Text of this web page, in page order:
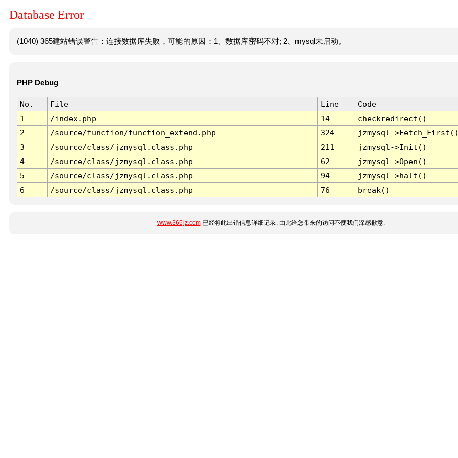
Database Error
(1040) 365建站错误警告：连接数据库失败，可能的原因：1、数据库密码不对; 2、mysql未启动。
PHP Debug
No. File Line
Code
1
/index.php 14
checkredirect()
2
/source/function/function_extend.php 324
jzmysql-
3
/source/class/jzmysql.class.php 211
jzmysql->Init()
4
/source/class/jzmysql.class.php 62
jzmysql->Open()
5
/source/class/jzmysql.class.php 94
jzmysql->halt()
6
/source/class/jzmysql.class.php 76 break()
www.365jz.com已经将此出错信息详细记录, 由此给您带来的访问不便我们深感歉意.